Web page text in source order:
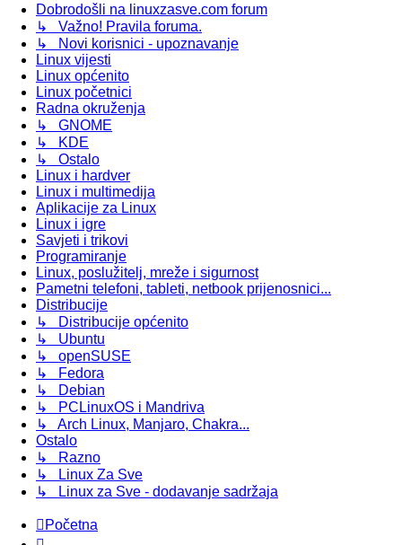
Dobrodošli na linuxzasve.com forum
↳ Važno! Pravila foruma.
↳ Novi korisnici - upoznavanje
Linux vijesti
Linux općenito
Linux početnici
Radna okruženja
↳ GNOME
↳ KDE
↳ Ostalo
Linux i hardver
Linux i multimedija
Aplikacije za Linux
Linux i igre
Savjeti i trikovi
Programiranje
Linux, poslužitelj, mreže i sigurnost
Pametni telefoni, tableti, netbook prijenosnici...
Distribucije
↳ Distribucije općenito
↳ Ubuntu
↳ openSUSE
↳ Fedora
↳ Debian
↳ PCLinuxOS i Mandriva
↳ Arch Linux, Manjaro, Chakra...
Ostalo
↳ Razno
↳ Linux Za Sve
↳ Linux za Sve - dodavanje sadržaja
Početna